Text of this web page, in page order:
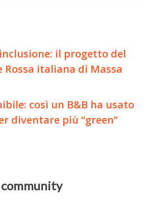
il progetto del
Rossa italiana di Massa
così un B&B ha usato
diventare più “green”